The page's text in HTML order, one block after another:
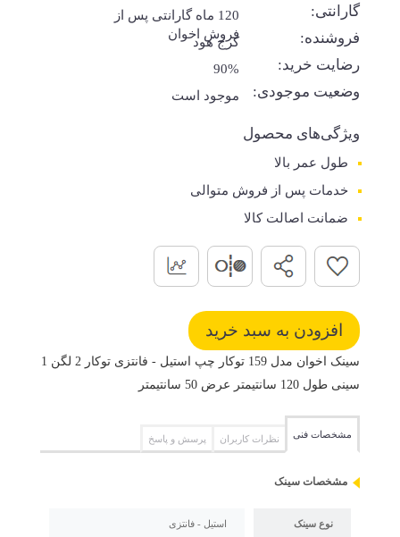
گارانتی:
120 ماه گارانتی پس از
فروش اخوان
فروشنده: کرج هود
رضایت خرید: 90%
وضعیت موجودی: موجود است
ویژگی‌های محصول
طول عمر بالا
خدمات پس از فروش متوالی
ضمانت اصالت کالا
سینک اخوان مدل 159 توکار چپ استیل - فانتزی توکار 2 لگن 1
سینی طول 120 سانتیمتر عرض 50 سانتیمتر
مشخصات فنی نظرات کاربران پرسش و پاسخ
مشخصات سینک
نوع سینک استیل - فانتزی